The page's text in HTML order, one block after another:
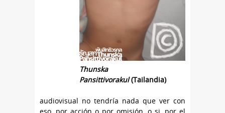
Thunska
Pansittivorakul(Tailandia)
audiovisual no tendría nada que ver con